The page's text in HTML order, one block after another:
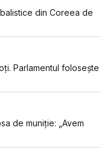
din Coreea de
Parlamentul folosește
de muniție: „Avem